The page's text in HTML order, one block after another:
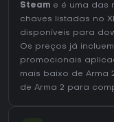
Steam e é uma das
chaves listadas no
disponíveis para
Os preços já
promocionais
mais baixo de Arma
de Arma 2 para